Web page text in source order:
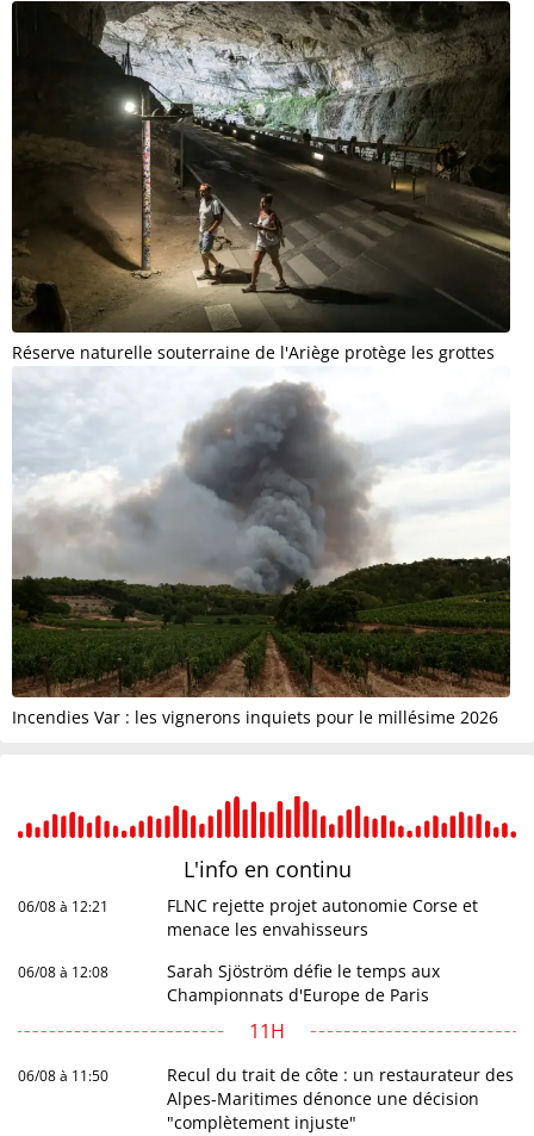
Réserve naturelle souterraine de l'Ariège protège les grottes
Incendies Var : les vignerons inquiets pour le millésime 2026
L'info en continu
06/08 à 12:21
FLNC rejette projet autonomie Corse et
menace les envahisseurs
06/08 à 12:08
Sarah Sjöström défie le temps aux
Championnats d'Europe de Paris
11H
06/08 à 11:50
Recul du trait de côte : un restaurateur des
Alpes-Maritimes dénonce une décision
"complètement injuste"